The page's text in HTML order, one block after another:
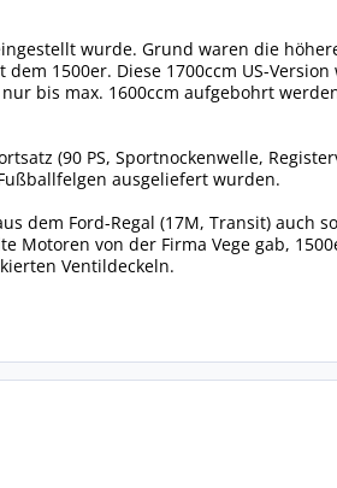
wurde. Grund waren die
1500er. Diese 1700ccm US-Version
bis max. 1600ccm aufgebohrt
(90 PS, Sportnockenwelle,
ausgeliefert wurden.
dem Ford-Regal (17M, Transit) auch
Motoren von der Firma Vege gab,
Ventildeckeln.